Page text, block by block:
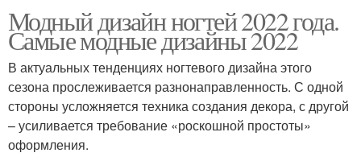
Модный дизайн ногтей 2022 года.
Самые модные дизайны 2022
В актуальных тенденциях ногтевого дизайна этого
сезона прослеживается разнонаправленность. С одной
стороны усложняется техника создания декора, с другой
– усиливается требование «роскошной простоты»
оформления.